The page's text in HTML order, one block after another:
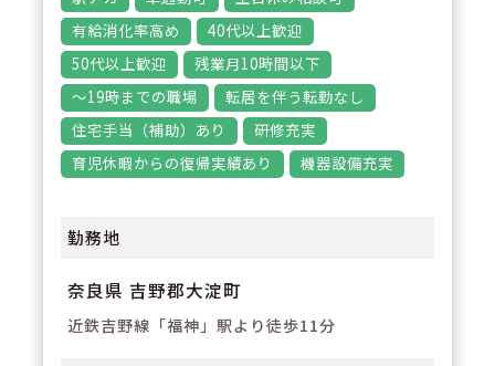
できる方を積極募集中】認知症カ
フェや、ジャパンダらいぶらりー
の企画など患者様のために何がで
きるのかということを考え、薬剤
師が中心となりチャレンジできる
有給消化率高め
40代以上歓迎
50代以上歓迎
残業月10時間以下
～19時までの職場
転居を伴う転勤なし
住宅手当（補助）あり
研修充実
育児休暇からの復帰実績あり
機器設備充実
勤務地
奈良県 吉野郡大淀町
近鉄吉野線「福神」駅より徒歩11分